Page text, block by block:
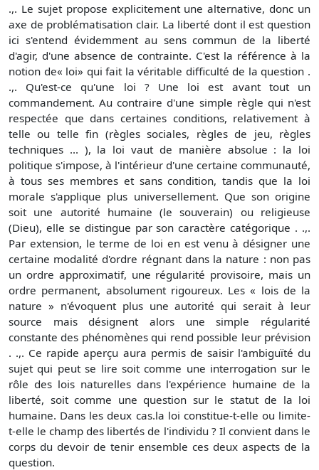
.,. Le sujet propose explicitement une alternative, donc un
axe de problématisation clair. La liberté dont il est question
ici s'entend évidemment au sens commun de la liberté
d'agir, d'une absence de contrainte. C'est la référence à la
notion de« loi» qui fait la véritable difficulté de la question .
.,. Qu'est-ce qu'une loi ? Une loi est avant tout un
commandement. Au contraire d'une simple règle qui n'est
respectée que dans certaines conditions, relativement à
telle ou telle fin (règles sociales, règles de jeu, règles
techniques ... ), la loi vaut de manière absolue : la loi
politique s'impose, à l'intérieur d'une certaine communauté,
à tous ses membres et sans condition, tandis que la loi
morale s'applique plus universellement. Que son origine
soit une autorité humaine (le souverain) ou religieuse
(Dieu), elle se distingue par son caractère catégorique . .,.
Par extension, le terme de loi en est venu à désigner une
certaine modalité d'ordre régnant dans la nature : non pas
un ordre approximatif, une régularité provisoire, mais un
ordre permanent, absolument rigoureux. Les « lois de la
nature » n'évoquent plus une autorité qui serait à leur
source mais désignent alors une simple régularité
constante des phénomènes qui rend possible leur prévision
. .,. Ce rapide aperçu aura permis de saisir l'ambiguïté du
sujet qui peut se lire soit comme une interrogation sur le
rôle des lois naturelles dans l'expérience humaine de la
liberté, soit comme une question sur le statut de la loi
humaine. Dans les deux cas.la loi constitue-t-elle ou limite-
t-elle le champ des libertés de l'individu ? Il convient dans le
corps du devoir de tenir ensemble ces deux aspects de la
question.